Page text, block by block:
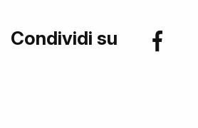
Condividi su